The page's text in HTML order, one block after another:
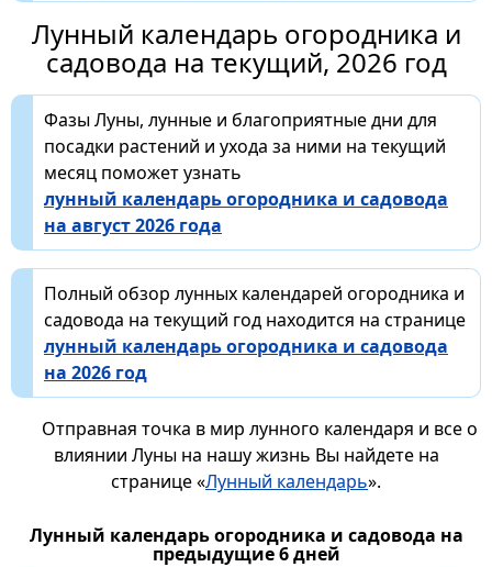
Лунный календарь огородника и
садовода на текущий, 2026 год
Фазы Луны, лунные и благоприятные дни для
посадки растений и ухода за ними на текущий
месяц поможет узнать
лунный календарь огородника и садовода
на август 2026 года
Полный обзор лунных календарей огородника и
садовода на текущий год находится на странице
лунный календарь огородника и садовода
на 2026 год
Отправная точка в мир лунного календаря и все о
влиянии Луны на нашу жизнь Вы найдете на
странице «Лунный календарь».
Лунный календарь огородника и садовода на
предыдущие 6 дней